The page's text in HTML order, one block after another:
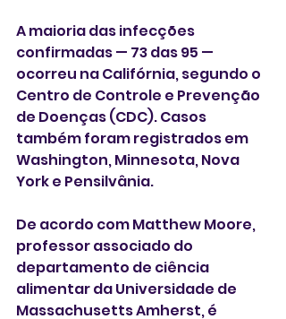
A maioria das infecções
confirmadas — 73 das 95 —
ocorreu na Califórnia, segundo o
Centro de Controle e Prevenção
de Doenças (CDC). Casos
também foram registrados em
Washington, Minnesota, Nova
York e Pensilvânia.
De acordo com Matthew Moore,
professor associado do
departamento de ciência
alimentar da Universidade de
Massachusetts Amherst, é